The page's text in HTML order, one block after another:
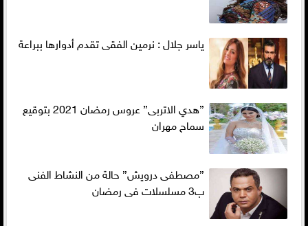
ياسر جلال : نرمين الفقى تقدم أدوارها ببراعة
”هدي الاتربى” عروس رمضان 2021 بتوقيع
سماح مهران
”مصطفى درويش” حالة من النشاط الفنى
ب3 مسلسلات فى رمضان